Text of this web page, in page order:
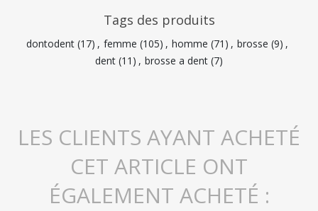
Tags des produits
dontodent (17) , femme (105) , homme (71) , brosse (9) ,
dent (11) , brosse a dent (7)
LES CLIENTS AYANT ACHETÉ
CET ARTICLE ONT
ÉGALEMENT ACHETÉ :